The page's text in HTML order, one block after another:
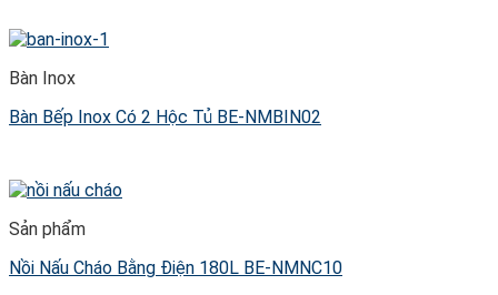
Bàn Inox
Bàn Bếp Inox Có 2 Hộc Tủ BE-NMBIN02
Sản phẩm
Nồi Nấu Cháo Bằng Điện 180L BE-NMNC10